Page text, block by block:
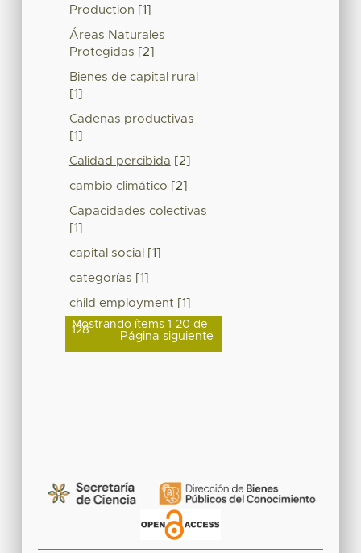
Production [1]
Áreas Naturales
Protegidas [2]
Bienes de capital rural
[1]
Cadenas productivas
[1]
Calidad percibida [2]
cambio climático [2]
Capacidades colectivas
[1]
capital social [1]
categorías [1]
child employment [1]
Mostrando ítems 1-20 de
128 Página siguiente